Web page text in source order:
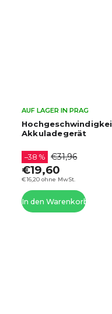
Akkuladegerät
AUF LAGER IN PRAG
€16,20 ohne MwSt.
–38 % €31,96
€19,60
In den Warenkorb